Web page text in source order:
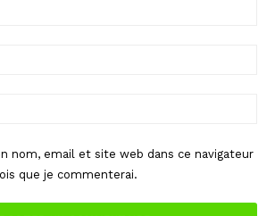
nom, email et site web dans ce navigateur
que je commenterai.